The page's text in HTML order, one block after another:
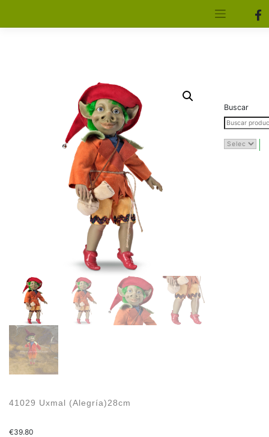
41029 Uxmal (Alegría)28cm
€39.80
Buscar